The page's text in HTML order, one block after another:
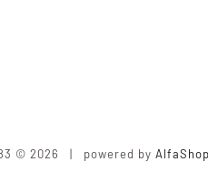
© 2026 | powered by AlfaShop